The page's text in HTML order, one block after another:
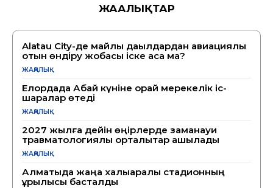
ЖАҢАЛЫҚТАР
Alatau City-де майлы дақылдардан авиациялық
отын өндіру жобасы іске аса ма?
ЖАҢАЛЫҚ
Елордада Абай күніне орай мерекелік іс-
шаралар өтеді
ЖАҢАЛЫҚ
2027 жылға дейін өңірлерде заманауи
травматологиялық орталықтар ашылады
ЖАҢАЛЫҚ
Алматыда жаңа халықаралық стадионның
құрылысы басталды